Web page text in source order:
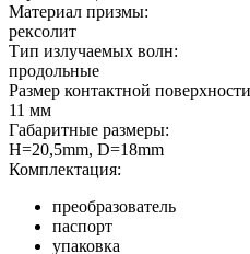
Материал призмы:
рексолит
Тип излучаемых волн:
продольные
Размер контактной
11 мм
Габаритные размеры:
H=20,5mm, D=18mm
Комплектация:
преобразователь
паспорт
упаковка